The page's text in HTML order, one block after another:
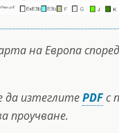
на Европа
изтеглитеPDFс
проучване.